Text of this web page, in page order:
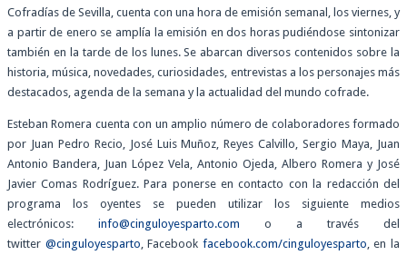
Cofradías de Sevilla, cuenta con una hora de emisión semanal, los viernes, y
a partir de enero se amplía la emisión en dos horas pudiéndose sintonizar
también en la tarde de los lunes. Se abarcan diversos contenidos sobre la
historia, música, novedades, curiosidades, entrevistas a los personajes más
destacados, agenda de la semana y la actualidad del mundo cofrade.
Esteban Romera cuenta con un amplio número de colaboradores formado
por Juan Pedro Recio, José Luis Muñoz, Reyes Calvillo, Sergio Maya, Juan
Antonio Bandera, Juan López Vela, Antonio Ojeda, Albero Romera y José
Javier Comas Rodríguez. Para ponerse en contacto con la redacción del
programa los oyentes se pueden utilizar los siguiente medios
electrónicos: info@cinguloyesparto.com o a través del
twitter @cinguloyesparto , Facebook facebook.com/cinguloyesparto , en la